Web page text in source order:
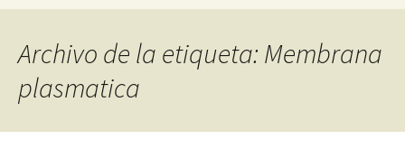
Archivo de la etiqueta: Membrana
plasmatica